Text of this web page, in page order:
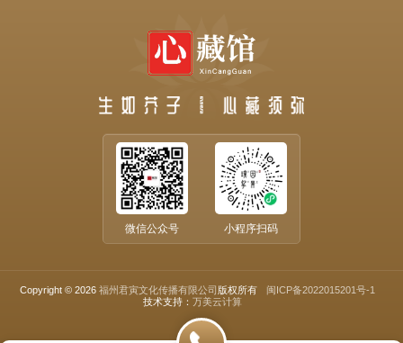
微信公众号 小程序扫码
Copyright © 2026 福州君寅文化传播有限公司 版权所有
闽ICP备2022015201号-1
技术支持： 万美云计算